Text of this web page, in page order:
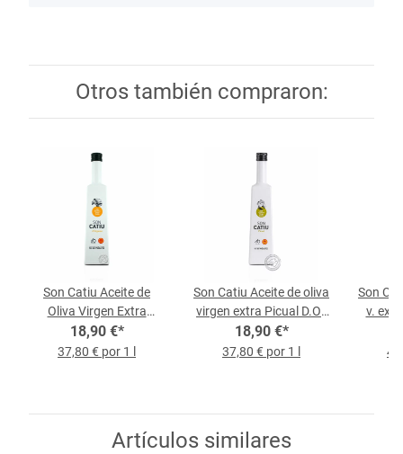
Otros también compraron:
Son Catiu Aceite de
Oliva Virgen Extra
Arbequina D.O., 0,5-l-
Botella
18,90 €*
37,80 € por 1 l
Son Catiu Aceite de oliva
virgen extra Picual D.O.,
botella de 0,5 l
18,90 €*
37,80 € por 1 l
Son
v.
Artículos similares